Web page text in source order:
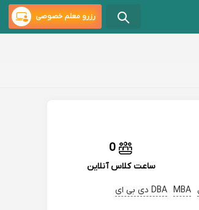
رزرو معلم خصوصی
0
ساعت کلاس آنلاین
MBA DBA دی بی ای